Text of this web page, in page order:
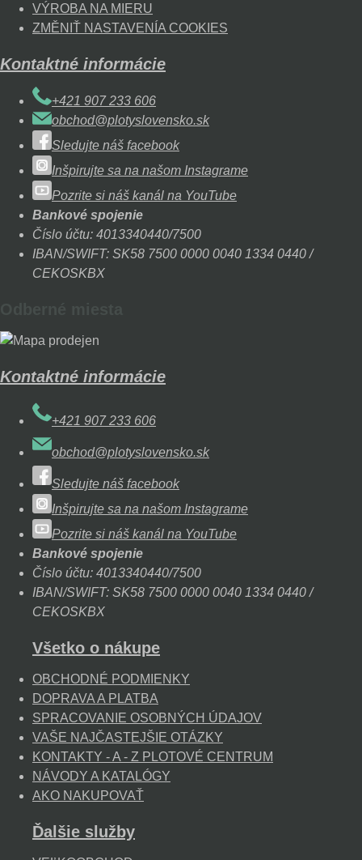
VÝROBA NA MIERU
ZMĚNIŤ NASTAVENÍA COOKIES
Kontaktné informácie
+421 907 233 606
obchod@plotyslovensko.sk
Sledujte náš facebook
Inšpirujte sa na našom Instagrame
Pozrite si náš kanál na YouTube
Bankové spojenie
Číslo účtu: 4013340440/7500
IBAN/SWIFT: SK58 7500 0000 0040 1334 0440 /
CEKOSKBX
Kontaktné informácie
+421 907 233 606
obchod@plotyslovensko.sk
Sledujte náš facebook
Inšpirujte sa na našom Instagrame
Pozrite si náš kanál na YouTube
Bankové spojenie
Číslo účtu: 4013340440/7500
IBAN/SWIFT: SK58 7500 0000 0040 1334 0440 /
CEKOSKBX
Všetko o nákupe
OBCHODNÉ PODMIENKY
DOPRAVA A PLATBA
SPRACOVANIE OSOBNÝCH ÚDAJOV
VAŠE NAJČASTEJŠIE OTÁZKY
KONTAKTY - A - Z PLOTOVÉ CENTRUM
NÁVODY A KATALÓGY
AKO NAKUPOVAŤ
Ďalšie služby